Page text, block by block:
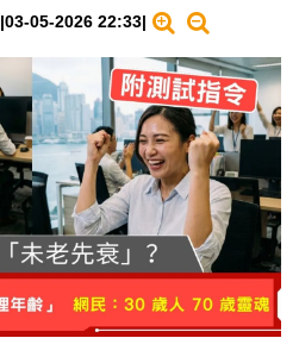
|03-05-2026 22:33|